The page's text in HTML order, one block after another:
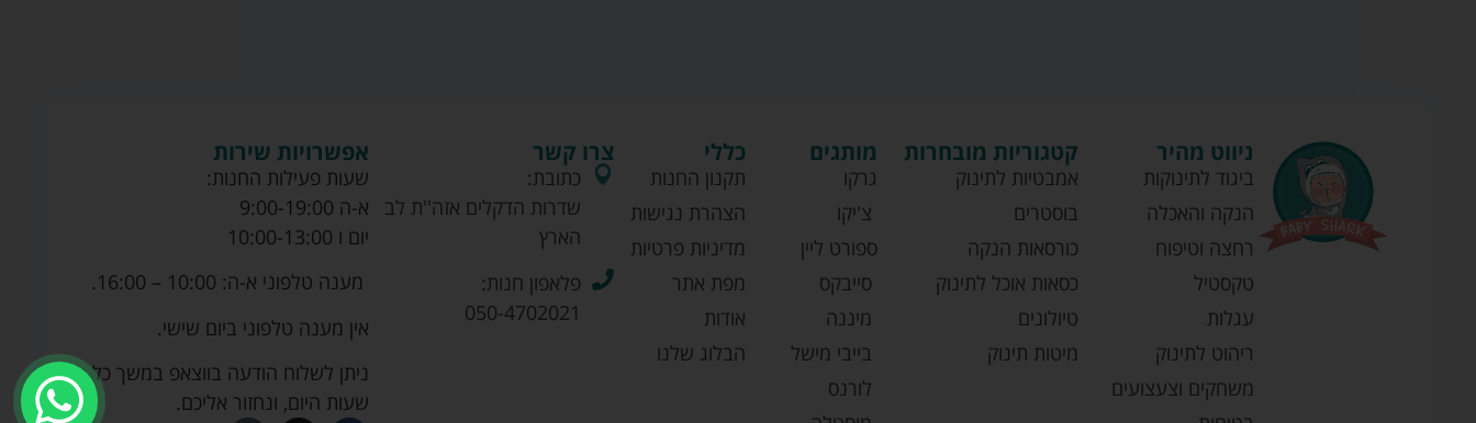
ניווט מהיר
ביגוד לתינוקות
הנקה והאכלה
רחצה וטיפוח
טקסטיל
עגלות
ריהוט לתינוק
משחקים וצעצועים
קטגוריות מובחרות
אמבטיות לתינוק
בוסטרים
כורסאות הנקה
כסאות אוכל לתינוק
טיולונים
מיטות תינוק
מותגים
גרקו
צ'יקו
ספורט ליין
סייבקס
מיננה
בייבי מישל
לורנס
כללי
תקנון החנות
הצהרת נגישות
מדיניות פרטיות
מפת אתר
אודות
הבלוג שלנו
צרו קשר
כתובת:
שדרות הדקלים אזה''ת לב
הארץ
פלאפון חנות:
050-4702021
אפשרויות שירות
שעות פעילות החנות:
א-ה 9:00-19:00
יום ו 10:00-13:00
מענה טלפוני א-ה: 10:00 – 16:00.
אין מענה טלפוני ביום שישי.
ניתן לשלוח הודעה בווצאפ במשך כל
שעות היום, ונחזור אליכם.